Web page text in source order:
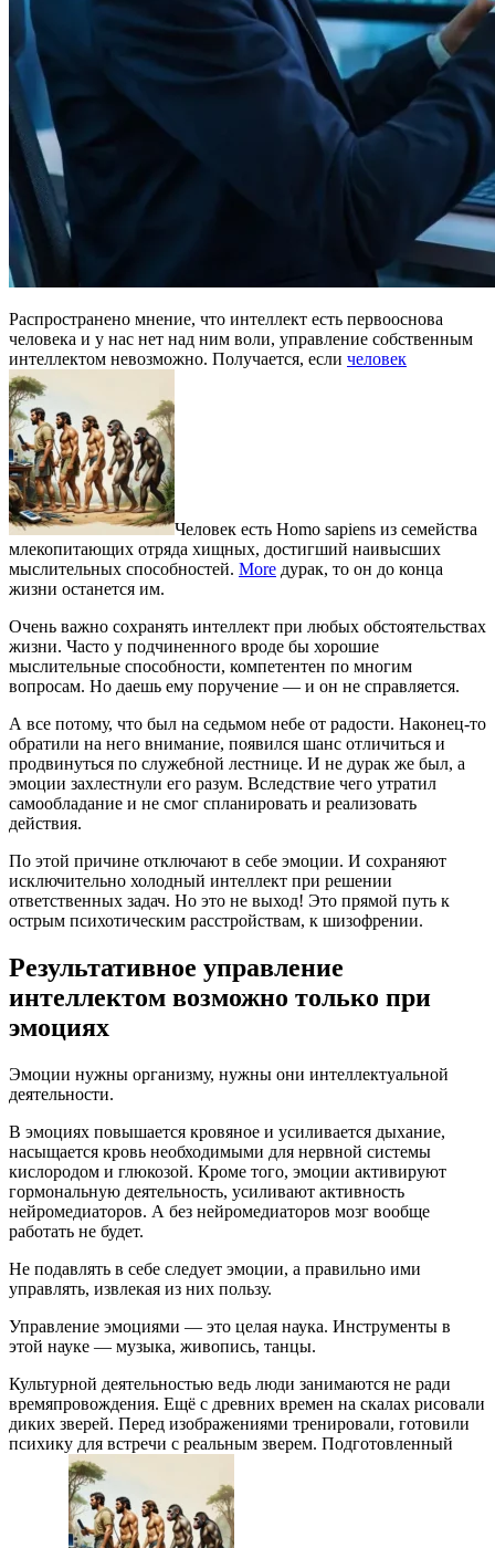
Распространено мнение, что интеллект есть первооснова
человека и у нас нет над ним воли, управление собственным
интеллектом невозможно. Получается, если человек
Человек есть Homo sapiens из семейства
млекопитающих отряда хищных, достигший наивысших
мыслительных способностей. More дурак, то он до конца
жизни останется им.
Очень важно сохранять интеллект при любых обстоятельствах
жизни. Часто у подчиненного вроде бы хорошие
мыслительные способности, компетентен по многим
вопросам. Но даешь ему поручение — и он не справляется.
А все потому, что был на седьмом небе от радости. Наконец-то
обратили на него внимание, появился шанс отличиться и
продвинуться по служебной лестнице. И не дурак же был, а
эмоции захлестнули его разум. Вследствие чего утратил
самообладание и не смог спланировать и реализовать
действия.
По этой причине отключают в себе эмоции. И сохраняют
исключительно холодный интеллект при решении
ответственных задач. Но это не выход! Это прямой путь к
острым психотическим расстройствам, к шизофрении.
Результативное управление
интеллектом возможно только при
эмоциях
Эмоции нужны организму, нужны они интеллектуальной
деятельности.
В эмоциях повышается кровяное и усиливается дыхание,
насыщается кровь необходимыми для нервной системы
кислородом и глюкозой. Кроме того, эмоции активируют
гормональную деятельность, усиливают активность
нейромедиаторов. А без нейромедиаторов мозг вообще
работать не будет.
Не подавлять в себе следует эмоции, а правильно ими
управлять, извлекая из них пользу.
Управление эмоциями — это целая наука. Инструменты в
этой науке — музыка, живопись, танцы.
Культурной деятельностью ведь люди занимаются не ради
времяпровождения. Ещё с древних времен на скалах рисовали
диких зверей. Перед изображениями тренировали, готовили
психику для встречи с реальным зверем. Подготовленный